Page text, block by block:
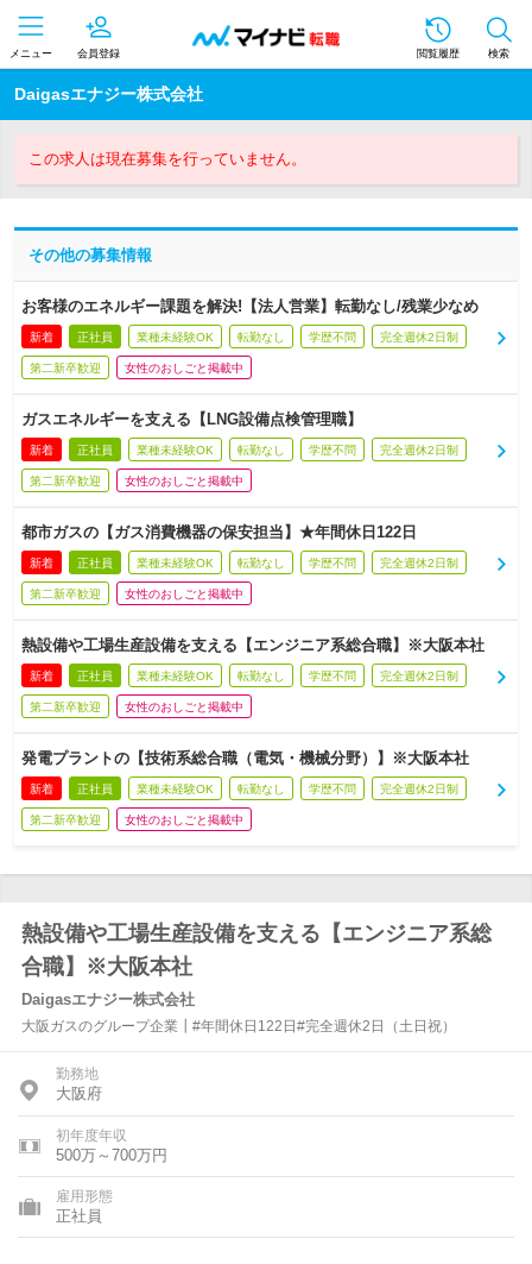
メニュー 会員登録 閲覧履歴 検索
Daigasエナジー株式会社
この求人は現在募集を行っていません。
その他の募集情報
お客様のエネルギー課題を解決!【法人営業】転勤なし/残業少なめ
新着 正社員 業種未経験OK 転勤なし 学歴不問 完全週休2日制
第二新卒歓迎 女性のおしごと掲載中
ガスエネルギーを支える【LNG設備点検管理職】
新着 正社員 業種未経験OK 転勤なし 学歴不問 完全週休2日制
第二新卒歓迎 女性のおしごと掲載中
都市ガスの【ガス消費機器の保安担当】★年間休日122日
新着 正社員 業種未経験OK 転勤なし 学歴不問 完全週休2日制
第二新卒歓迎 女性のおしごと掲載中
熱設備や工場生産設備を支える【エンジニア系総合職】※大阪本社
新着 正社員 業種未経験OK 転勤なし 学歴不問 完全週休2日制
第二新卒歓迎 女性のおしごと掲載中
発電プラントの【技術系総合職（電気・機械分野）】※大阪本社
新着 正社員 業種未経験OK 転勤なし 学歴不問 完全週休2日制
第二新卒歓迎 女性のおしごと掲載中
熱設備や工場生産設備を支える【エンジニア系総
合職】※大阪本社
Daigasエナジー株式会社
大阪ガスのグループ企業┃#年間休日122日#完全週休2日（土日祝）
勤務地
大阪府
初年度年収
500万～700万円
雇用形態
正社員